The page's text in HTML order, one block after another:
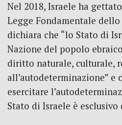
Nel 2018, Israele ha
Legge Fondamentale
dichiara che “lo Stato di
Nazione del popolo
diritto naturale, culturale,
all’autodeterminazione”
esercitare
Stato di Israele è